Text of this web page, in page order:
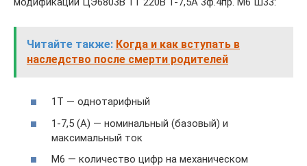
Читайте также: Когда и как вступать в
наследство после смерти родителей
1Т — однотарифный
1-7,5 (А) — номинальный (базовый) и
максимальный ток
М6 — количество цифр на механическом